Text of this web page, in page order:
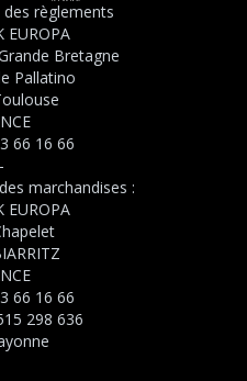
règlements
EUROPA
Bretagne
Pallatino
66 16 66
-
marchandises :
EUROPA
66 16 66
298 636